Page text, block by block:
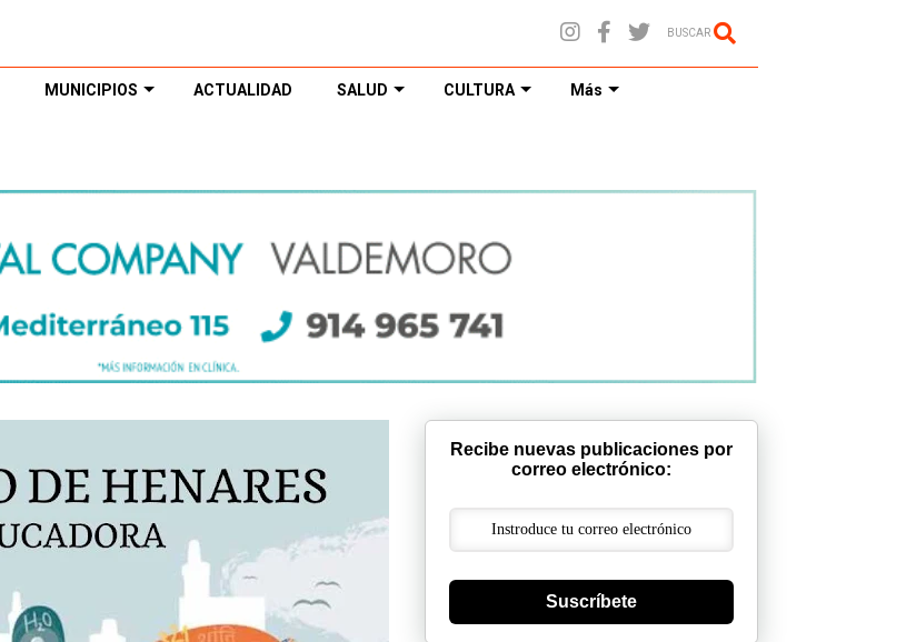
BUSCAR
MUNICIPIOS ACTUALIDAD SALUD CULTURA Más
Recibe nuevas publicaciones por
correo electrónico:
Suscríbete